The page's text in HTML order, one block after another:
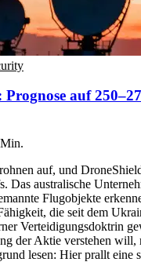
auf
auf, und
Das australische
Flugobjekte
die seit dem
Verteidigungsdoktrin
der Aktie verstehen will,
lesen: Hier prallt